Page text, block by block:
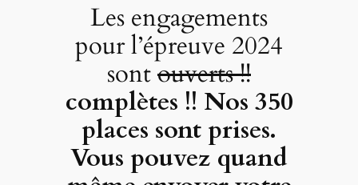
Les engagements
pour l’épreuve 2024
sontouverts !!
complètes !! Nos 350
places sont prises.
Vous pouvez quand